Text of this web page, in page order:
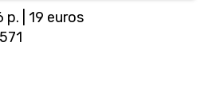
p. | 19 euros